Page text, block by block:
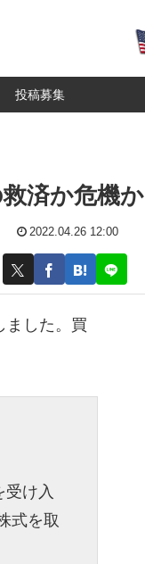
投稿募集
済か危機か
2022.04.26 12:00
ました。買
け入
式を取